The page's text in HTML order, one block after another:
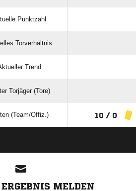
Punktzahl
Torverhältnis
Trend
Torjäger (Tore)
(Team/Offiz.) 10 / 0
MELDEN